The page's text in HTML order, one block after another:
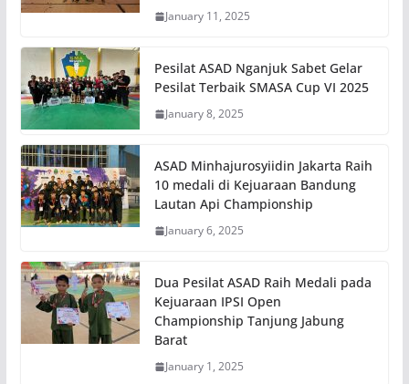
January 11, 2025
Pesilat ASAD Nganjuk Sabet Gelar
Pesilat Terbaik SMASA Cup VI 2025
January 8, 2025
ASAD Minhajurosyiidin Jakarta Raih
10 medali di Kejuaraan Bandung
Lautan Api Championship
January 6, 2025
Dua Pesilat ASAD Raih Medali pada
Kejuaraan IPSI Open
Championship Tanjung Jabung
Barat
January 1, 2025